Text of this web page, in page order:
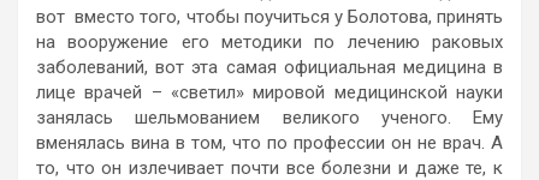
вот вместо того, чтобы поучиться у Болотова, принять
на вооружение его методики по лечению раковых
заболеваний, вот эта самая официальная медицина в
лице врачей – «светил» мировой медицинской науки
занялась шельмованием великого ученого. Ему
вменялась вина в том, что по профессии он не врач. А
то, что он излечивает почти все болезни и даже те, к